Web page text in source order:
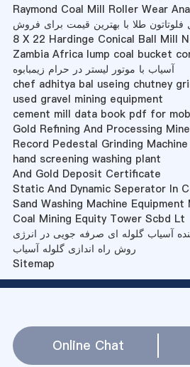
Raymond Coal Mill Roller Wear
طلا با بهترین قیمت برای فروش
8 X 22 Hardinge Conical Ball Mill
Zambia Africa lump coal bucket
آسیاب با موتور لیستر در حرام زیمبابوه
chef adhitya bal useing chutney
used gravel mining equipment
cement mill data book pdf for
Gold Refining And Processing
Record Pedestal Grinding
hand screening washing plant
And Gold Deposit Certificate
Static And Dynamic Seperator In
Sand Washing Machine
Coal Mining Equity Tower Scbd Lt
آسیاب گلوله ای صرفه جویی در انرژی
روش راه اندازی گلوله آسیاب
Sitemap
Online Chat